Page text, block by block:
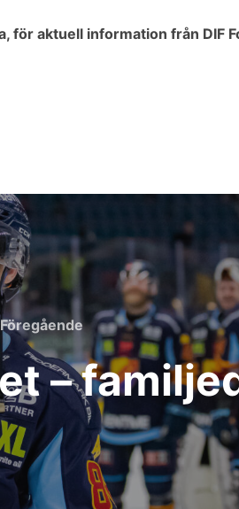
för aktuell information från DIF
Föregående
Föregående
–